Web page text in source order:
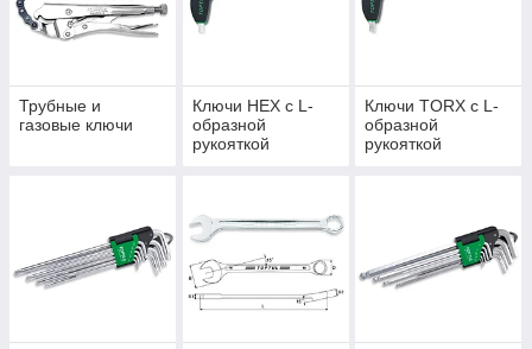
Трубные и
газовые ключи
Ключи HEX с L-
образной
рукояткой
Ключи TORX с L-
образной
рукояткой